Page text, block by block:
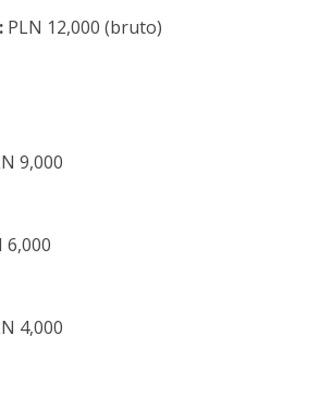
PLN 12,000 (bruto)
9,000
6,000
4,000